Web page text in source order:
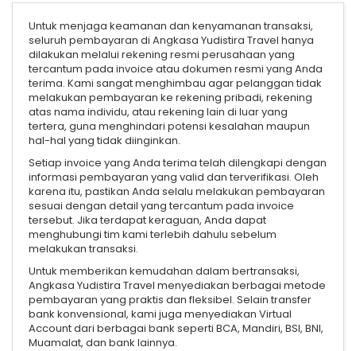
Untuk menjaga keamanan dan kenyamanan transaksi,
seluruh pembayaran di Angkasa Yudistira Travel hanya
dilakukan melalui rekening resmi perusahaan yang
tercantum pada invoice atau dokumen resmi yang Anda
terima. Kami sangat menghimbau agar pelanggan tidak
melakukan pembayaran ke rekening pribadi, rekening
atas nama individu, atau rekening lain di luar yang
tertera, guna menghindari potensi kesalahan maupun
hal-hal yang tidak diinginkan.
Setiap invoice yang Anda terima telah dilengkapi dengan
informasi pembayaran yang valid dan terverifikasi. Oleh
karena itu, pastikan Anda selalu melakukan pembayaran
sesuai dengan detail yang tercantum pada invoice
tersebut. Jika terdapat keraguan, Anda dapat
menghubungi tim kami terlebih dahulu sebelum
melakukan transaksi.
Untuk memberikan kemudahan dalam bertransaksi,
Angkasa Yudistira Travel menyediakan berbagai metode
pembayaran yang praktis dan fleksibel. Selain transfer
bank konvensional, kami juga menyediakan Virtual
Account dari berbagai bank seperti BCA, Mandiri, BSI, BNI,
Muamalat, dan bank lainnya.